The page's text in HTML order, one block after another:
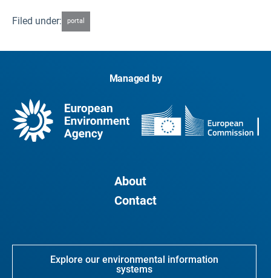
Filed under: portal
Managed by
About
Contact
Explore our environmental information
systems